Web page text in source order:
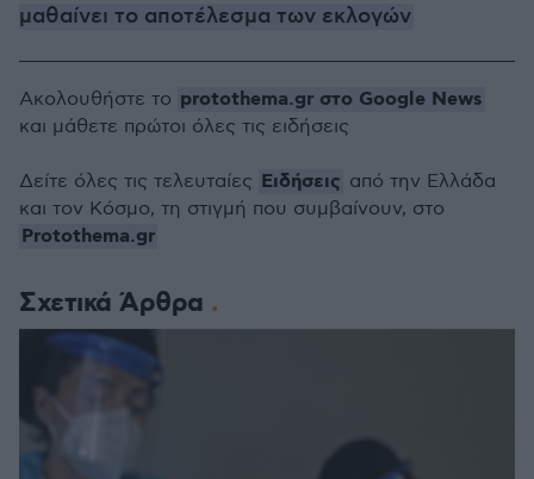
μαθαίνει το αποτέλεσμα των εκλογών
Σχετικά Άρθρα
Ακολουθήστε το protothema.gr στο Google News
και μάθετε πρώτοι όλες τις ειδήσεις
Δείτε όλες τις τελευταίες Ειδήσεις από την Ελλάδα
και τον Κόσμο, τη στιγμή που συμβαίνουν, στο
Protothema.gr